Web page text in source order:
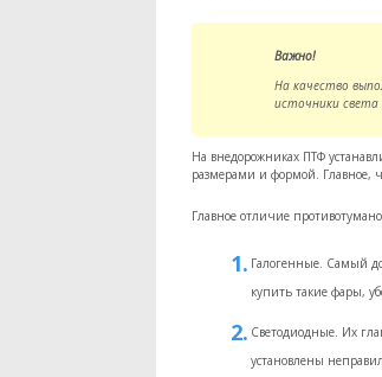
Важно!
На качество
источники
На внедорожниках ПТФ
размерами и формой. Главное,
Главное отличие
Галогенные. Самый
купить такие фары,
Светодиодные. Их
установлены